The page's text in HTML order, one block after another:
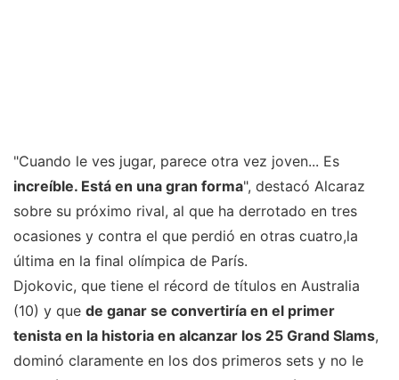
"Cuando le ves jugar, parece otra vez joven... Es
increíble. Está en una gran forma", destacó Alcaraz
sobre su próximo rival, al que ha derrotado en tres
ocasiones y contra el que perdió en otras cuatro,la
última en la final olímpica de París.
Djokovic, que tiene el récord de títulos en Australia
(10) y que de ganar se convertiría en el primer
tenista en la historia en alcanzar los 25 Grand Slams,
dominó claramente en los dos primeros sets y no le